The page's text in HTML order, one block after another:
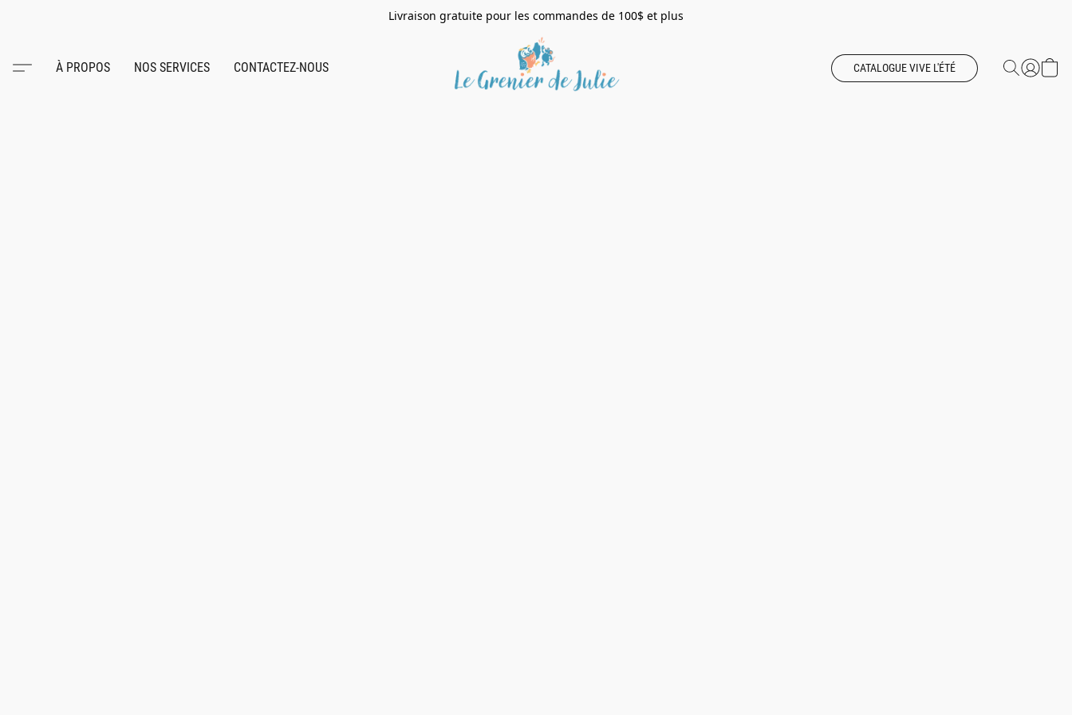
Livraison gratuite pour les commandes de 100$ et plus
À PROPOS NOS SERVICES CONTACTEZ-NOUS CATALOGUE VIVE L'ÉTÉ